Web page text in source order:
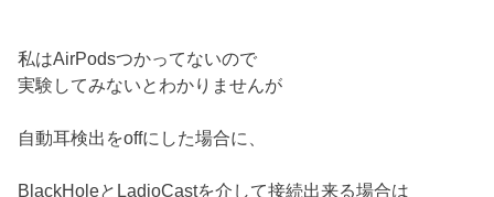
私はAirPodsつかってないので
実験してみないとわかりませんが
自動耳検出をoffにした場合に、
BlackHoleとLadioCastを介して接続出来る場合は